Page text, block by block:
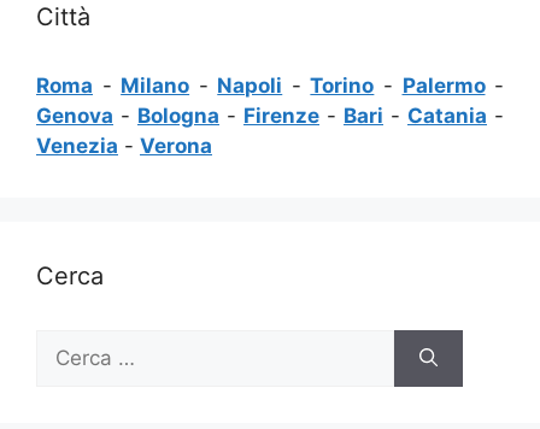
Città
Roma - Milano - Napoli -Torino - Palermo-
Genova - Bologna - Firenze - Bari - Catania -
Venezia - Verona
Cerca
per: